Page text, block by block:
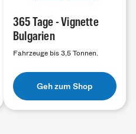
365 Tage - Vignette
Bulgarien
Fahrzeuge bis 3,5 Tonnen.
Geh zum Shop